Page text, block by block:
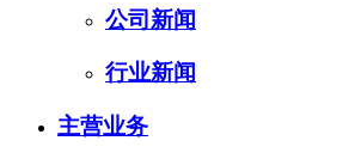
公司新闻
行业新闻
主营业务